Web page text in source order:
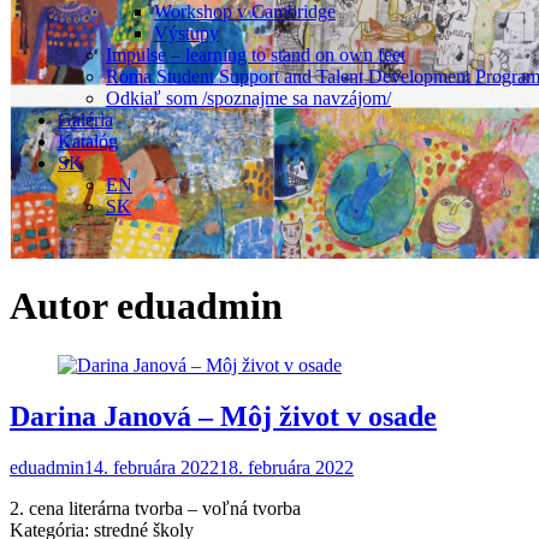
Workshop v Cambridge
Výstupy
Impulse – learning to stand on own feet
Roma Student Support and Talent Development Program
Odkiaľ som /spoznajme sa navzájom/
Galéria
Katalóg
SK
EN
SK
Autor eduadmin
Darina Janová – Môj život v osade
eduadmin14. februára 202218. februára 2022
2. cena literárna tvorba – voľná tvorba
Kategória: stredné školy